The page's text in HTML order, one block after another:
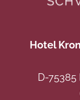
Hotel
D-